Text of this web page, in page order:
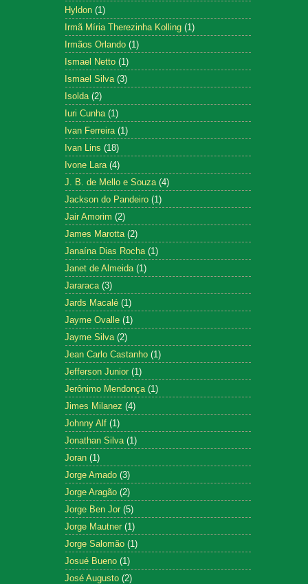
Hyldon (1)
Irmã Míria Therezinha Kolling (1)
Irmãos Orlando (1)
Ismael Netto (1)
Ismael Silva (3)
Isolda (2)
Iuri Cunha (1)
Ivan Ferreira (1)
Ivan Lins (18)
Ivone Lara (4)
J. B. de Mello e Souza (4)
Jackson do Pandeiro (1)
Jair Amorim (2)
James Marotta (2)
Janaína Dias Rocha (1)
Janet de Almeida (1)
Jararaca (3)
Jards Macalé (1)
Jayme Ovalle (1)
Jayme Silva (2)
Jean Carlo Castanho (1)
Jefferson Junior (1)
Jerônimo Mendonça (1)
Jimes Milanez (4)
Johnny Alf (1)
Jonathan Silva (1)
Joran (1)
Jorge Amado (3)
Jorge Aragão (2)
Jorge Ben Jor (5)
Jorge Mautner (1)
Jorge Salomão (1)
Josué Bueno (1)
José Augusto (2)